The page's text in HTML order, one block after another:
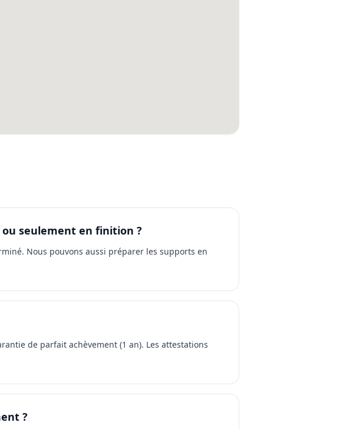
seulement en finition ?
Nous pouvons aussi préparer les supports en
de parfait achèvement (1 an). Les attestations
?